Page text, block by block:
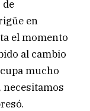
de
en
el momento
al cambio
mucho
necesitamos